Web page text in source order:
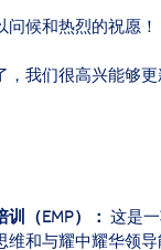
候和热烈的祝愿！
，我们很高兴能够
训 （EMP）： 这是
维和与耀中耀华领